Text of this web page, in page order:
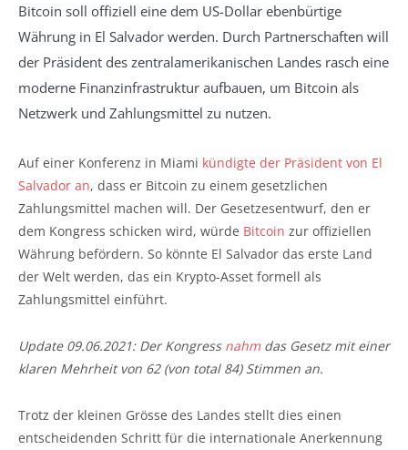
Bitcoin soll offiziell eine dem US-Dollar ebenbürtige
Währung in El Salvador werden. Durch Partnerschaften will
der Präsident des zentralamerikanischen Landes rasch eine
moderne Finanzinfrastruktur aufbauen, um Bitcoin als
Netzwerk und Zahlungsmittel zu nutzen.
Auf einer Konferenz in Miami kündigte der Präsident von El
Salvador an, dass er Bitcoin zu einem gesetzlichen
Zahlungsmittel machen will. Der Gesetzesentwurf, den er
dem Kongress schicken wird, würde Bitcoin zur offiziellen
Währung befördern. So könnte El Salvador das erste Land
der Welt werden, das ein Krypto-Asset formell als
Zahlungsmittel einführt.
Update 09.06.2021: Der Kongress nahm das Gesetz mit einer
klaren Mehrheit von 62 (von total 84) Stimmen an.
Trotz der kleinen Grösse des Landes stellt dies einen
entscheidenden Schritt für die internationale Anerkennung